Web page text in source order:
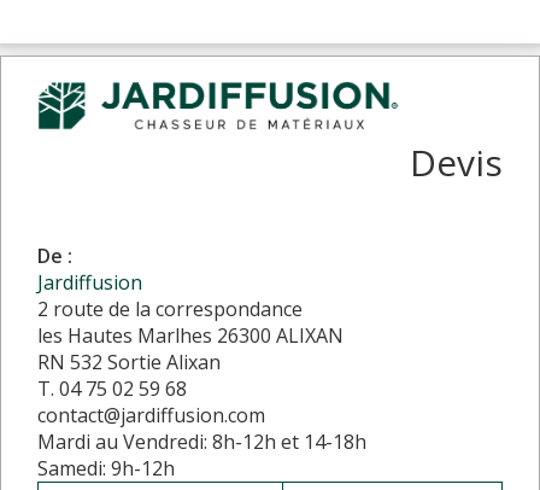
Devis
De :
Jardiffusion
2 route de la correspondance
les Hautes Marlhes 26300 ALIXAN
RN 532 Sortie Alixan
T. 04 75 02 59 68
contact@jardiffusion.com
Mardi au Vendredi: 8h-12h et 14-18h
Samedi: 9h-12h